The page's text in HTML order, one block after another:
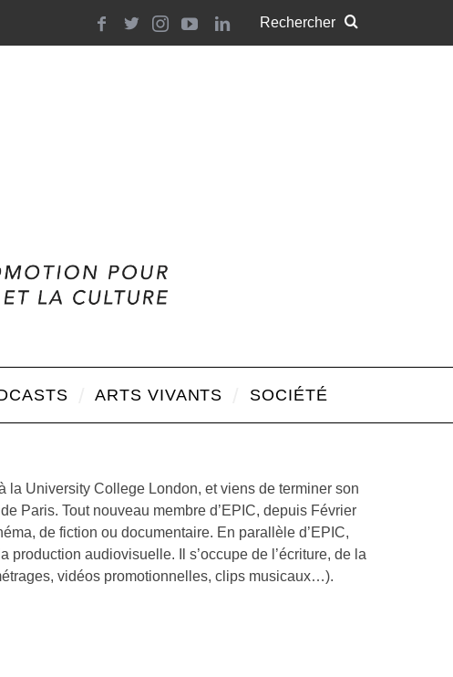
ARTS VIVANTS SOCIÉTÉ
la University College London, et viens de terminer son
Paris. Tout nouveau membre d’EPIC, depuis Février
de fiction ou documentaire. En parallèle d’EPIC,
audiovisuelle. Il s’occupe de l’écriture, de la
vidéos promotionnelles, clips musicaux…).